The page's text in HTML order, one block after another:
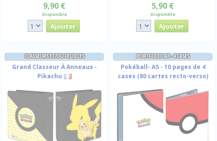
9,90 €
Disponible
5,90 €
Disponible
CLASSEURS ET/OU FEUILLES
Grand Classeur À Anneaux -
Pikachu
PORTFOLIO A5 - 4 CASES
Pokéball- A5 - 10 pages de 4
cases (80 cartes recto-verso)